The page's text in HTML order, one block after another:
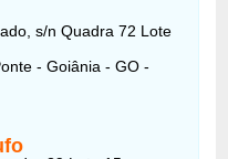
s/n Quadra 72 Lote
- Goiânia - GO -